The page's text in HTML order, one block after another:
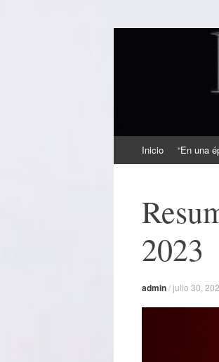
EL
Periodismo
al
Inicio “En una
2023
admin/julio 30,